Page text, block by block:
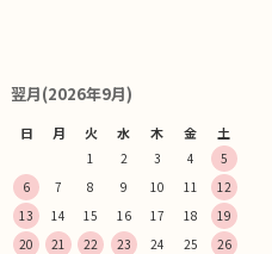
翌月(2026年9月)
日 月 火 水 木 金 土
1 2 3 4
5
6
7 8 9 10 11
12
13
14 15 16 17 18
19
20
21 22 23 24 25
26